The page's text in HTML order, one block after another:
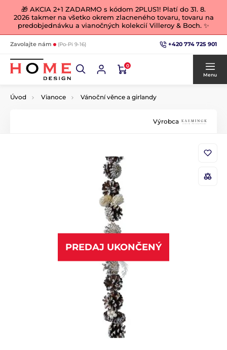
🎁 AKCIA 2+1 ZADARMO s kódom 2PLUS1! Platí do 31. 8.
2026 takmer na všetko okrem zlacneného tovaru, tovaru na
predobjednávku a vianočných kolekcií Villeroy & Boch. ✨
Zavolajte nám (Po-Pi 9-16) +420 774 725 901
0
Menu
Úvod Vianoce Vánoční věnce a girlandy
Výrobca
PREDAJ UKONČENÝ